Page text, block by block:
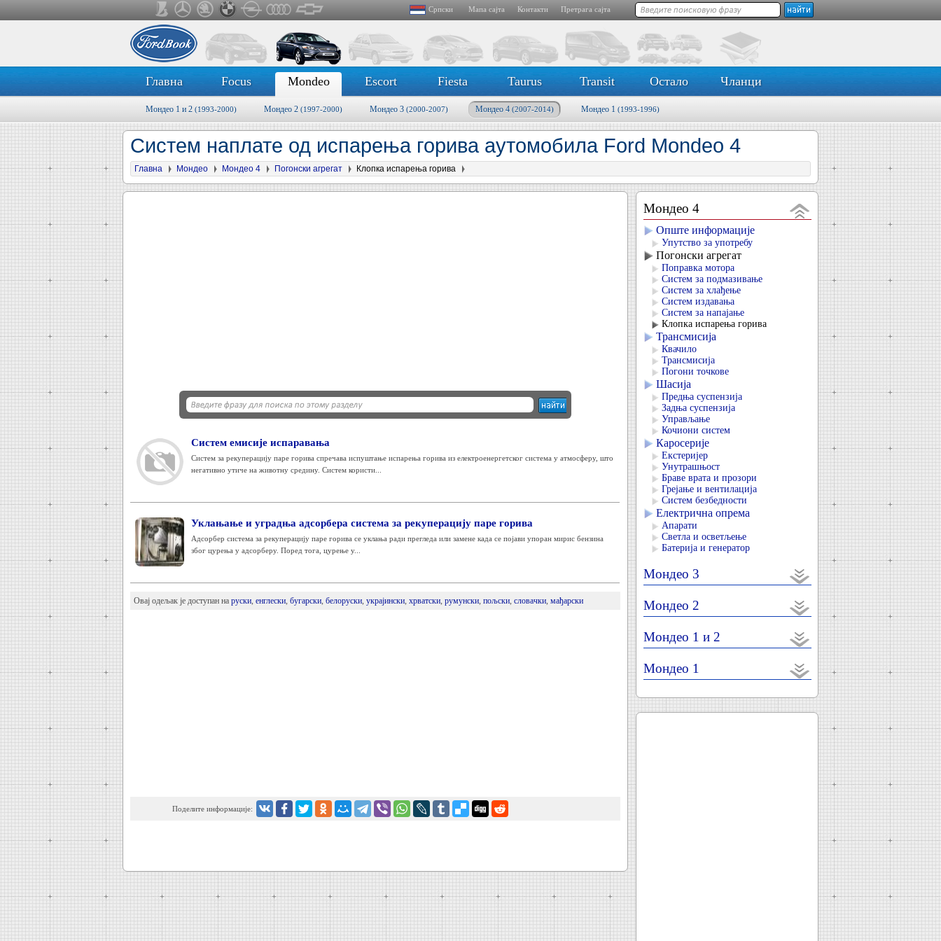
Српски Мапа сајта Контакти Претрага сајта
Главна Focus Mondeo Escort Fiesta Taurus Transit Остало Чланци
Мондео 1 и 2 (1993-2000) Мондео 2 (1997-2000) Мондео 3 (2000-2007) Мондео 4 (2007-2014) Мондео 1 (1993-1996)
Систем наплате од испарења горива аутомобила Ford Mondeo 4
Главна Мондео Мондео 4 Погонски агрегат Клопка испарења горива
Систем емисије испаравања
Систем за рекуперацију паре горива спречава испуштање испарења горива из електроенергетског система у атмосферу, што
негативно утиче на животну средину. Систем користи...
Уклањање и уградња адсорбера система за рекуперацију паре горива
Адсорбер система за рекуперацију паре горива се уклања ради прегледа или замене када се појави упоран мирис бензина
због цурења у адсорберу. Поред тога, цурење у...
Овај одељак је доступан на руски, енглески, бугарски, белоруски, украјински, хрватски, румунски, пољски, словачки, мађарски
Поделите информације:
Мондео 4
Опште информације
Упутство за употребу
Погонски агрегат
Поправка мотора
Систем за подмазивање
Систем за хлађење
Систем издавања
Систем за напајање
Клопка испарења горива
Трансмисија
Квачило
Трансмисија
Погони точкове
Шасија
Предња суспензија
Задња суспензија
Управљање
Кочиони систем
Каросерије
Екстеријер
Унутрашњост
Браве врата и прозори
Грејање и вентилација
Систем безбедности
Електрична опрема
Апарати
Светла и осветљење
Батерија и генератор
Мондео 3
Мондео 2
Мондео 1 и 2
Мондео 1